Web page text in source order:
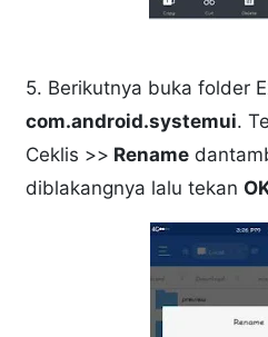
5. Berikutnya buka folder
com.android.systemui.
Ceklis >> Rename
diblakangnya lalu tekan